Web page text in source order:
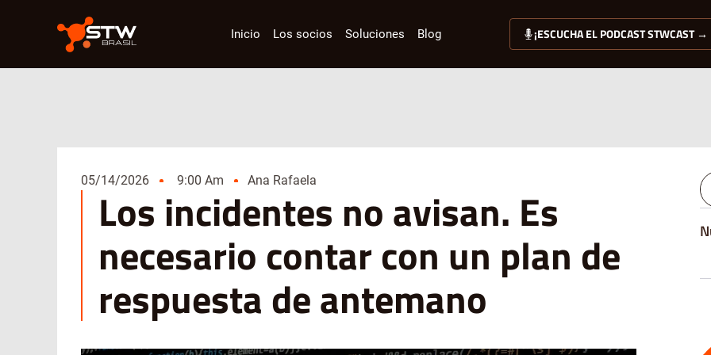
Inicio Los socios Soluciones Blog ¡ESCUCHA EL PODCAST STWCAST →
05/14/2026 9:00 Am Ana Rafaela
Los incidentes no avisan. Es
necesario contar con un plan de
respuesta de antemano